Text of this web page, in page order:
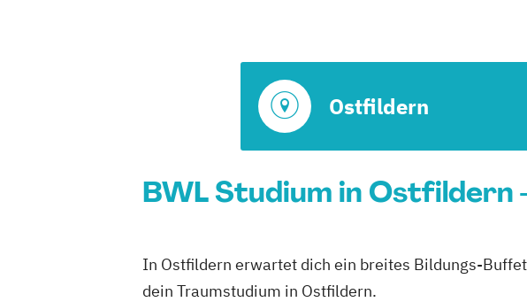
Ostfildern
BWL Studium in Ostfildern
In Ostfildern erwartet dich ein breites Bildungs-
dein Traumstudium in Ostfildern.